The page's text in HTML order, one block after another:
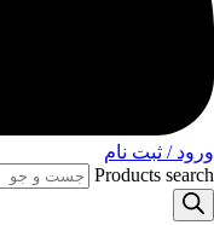
ورود / ثبت نام
Products search